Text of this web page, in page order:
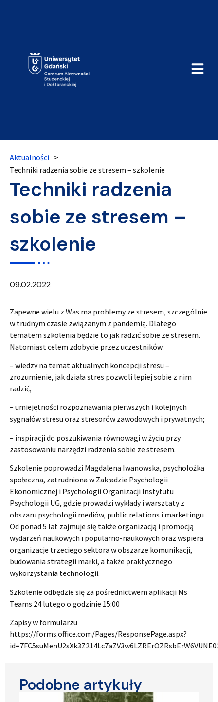
Podobne artykuły
Aktualności >
Techniki radzenia sobie ze stresem – szkolenie
Techniki radzenia
sobie ze stresem –
szkolenie
09.02.2022
Zapewne wielu z Was ma problemy ze stresem, szczególnie
w trudnym czasie związanym z pandemią. Dlatego
tematem szkolenia będzie to jak radzić sobie ze stresem.
Natomiast celem zdobycie przez uczestników:
– wiedzy na temat aktualnych koncepcji stresu –
zrozumienie, jak działa stres pozwoli lepiej sobie z nim
radzić;
– umiejętności rozpoznawania pierwszych i kolejnych
sygnałów stresu oraz stresorów zawodowych i prywatnych;
– inspiracji do poszukiwania równowagi w życiu przy
zastosowaniu narzędzi radzenia sobie ze stresem.
Szkolenie poprowadzi Magdalena Iwanowska, psycholożka
społeczna, zatrudniona w Zakładzie Psychologii
Ekonomicznej i Psychologii Organizacji Instytutu
Psychologii UG, gdzie prowadzi wykłady i warsztaty z
obszaru psychologii mediów, public relations i marketingu.
Od ponad 5 lat zajmuje się także organizacją i promocją
wydarzeń naukowych i popularno-naukowych oraz wspiera
organizacje trzeciego sektora w obszarze komunikacji,
budowania strategii marki, a także praktycznego
wykorzystania technologii.
Szkolenie odbędzie się za pośrednictwem aplikacji Ms
Teams 24 lutego o godzinie 15:00
Zapisy w formularzu
https://forms.office.com/Pages/ResponsePage.aspx?